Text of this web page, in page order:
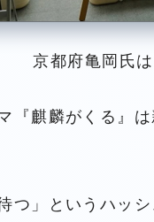
京都府亀岡氏
『麒麟がくる』
つ」というハッ